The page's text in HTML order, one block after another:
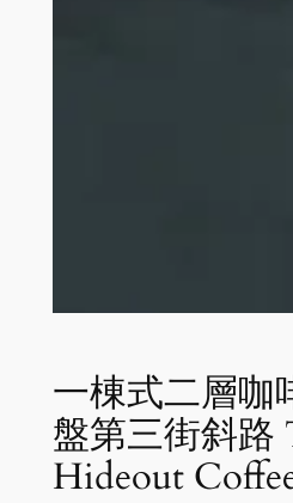
一棟式二層咖
盤第三街斜路
Hideout